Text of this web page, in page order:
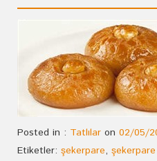
Posted in : Tatlılar on 02/05/
Etiketler: şekerpare, şekerpare